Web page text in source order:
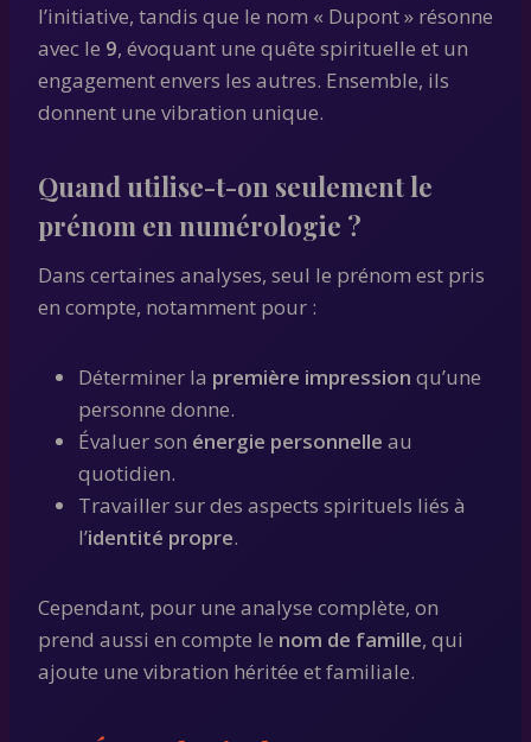
l’initiative, tandis que le nom « Dupont » résonne
avec le 9, évoquant une quête spirituelle et un
engagement envers les autres. Ensemble, ils
donnent une vibration unique.
Quand utilise-t-on seulement le
prénom en numérologie ?
Dans certaines analyses, seul le prénom est pris
en compte, notamment pour :
Déterminer la première impression qu’une
personne donne.
Évaluer son énergie personnelle au
quotidien.
Travailler sur des aspects spirituels liés à
l’identité propre.
Cependant, pour une analyse complète, on
prend aussi en compte le nom de famille, qui
ajoute une vibration héritée et familiale.